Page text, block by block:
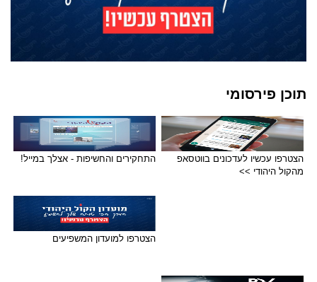
תוכן פירסומי
הצטרפו עכשיו לעדכונים בווטסאפ
מהקול היהודי >>
התחקירים והחשיפות - אצלך במייל!
הצטרפו למועדון המשפיעים